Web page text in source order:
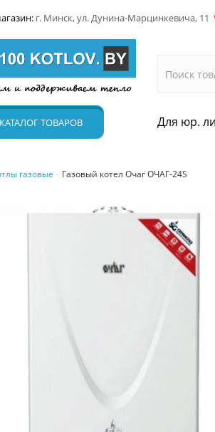
г. Минск, ул. Дунина-Марцинкевича, 11
КАТАЛОГТОВАРОВ Для юр.
газовые Газовый котел Очаг ОЧАГ-24S